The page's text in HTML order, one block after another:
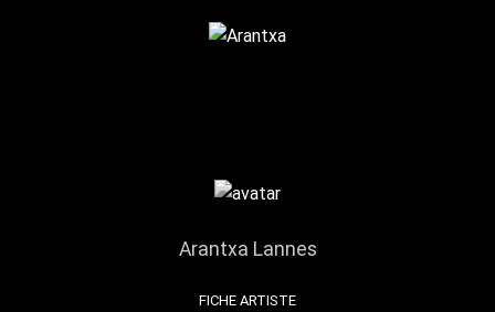
Arantxa Lannes
FICHE ARTISTE